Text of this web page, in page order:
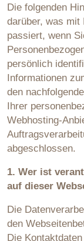
Die folgenden
darüber, was mit
passiert, wenn
persönlich
Informationen
den
Ihrer
Webhosting-
abgeschlossen.
1. Wer ist
auf dieser
Die
den
Die